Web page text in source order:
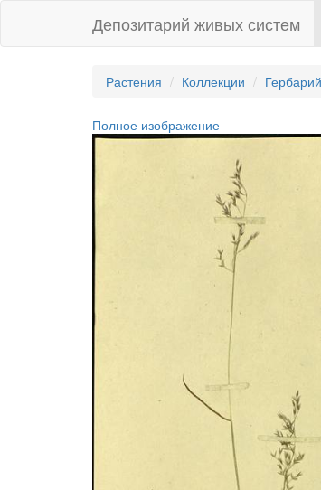
Депозитарий живых систем
Растения Коллекции
Полное изображение